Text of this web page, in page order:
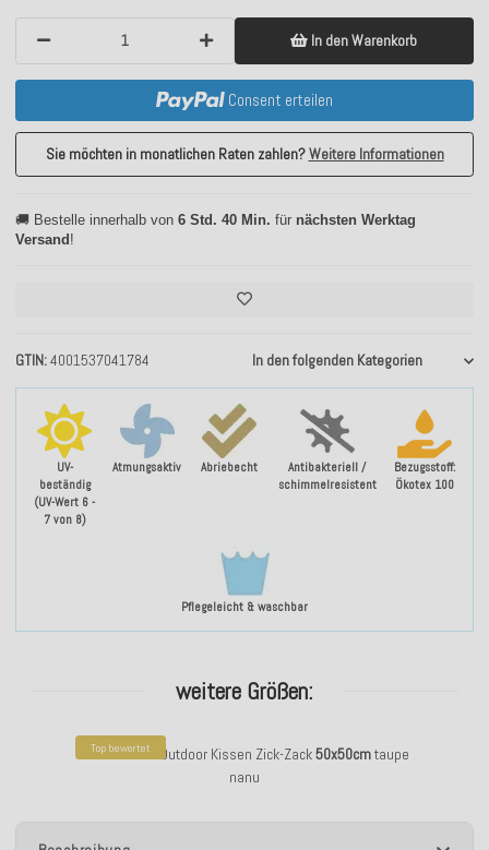
UV-
beständig
(UV-Wert 6 -
7 von 8)
Atmungsaktiv Abriebecht
Antibakteriell /
schimmelresistent
Bezugsstoff:
Ökotex 100
Pflegeleicht & waschbar
GTIN 4001537041784 In den folgenden Kategorien
In den Warenkorb
Consent erteilen
Sie möchten in monatlichen Raten zahlen?Weitere Informationen
🚚 Bestelle innerhalb von 6 Std. 40 Min. für nächsten Werktag
Versand!
weitere Größen:
Top bewertet
H.O.C.K. Niko Outdoor Kissen Zick-Zack50x50cmtaupe
nanu